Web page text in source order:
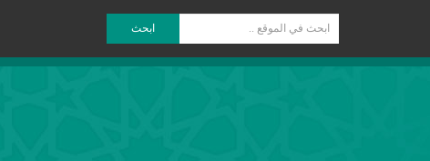
ابحث